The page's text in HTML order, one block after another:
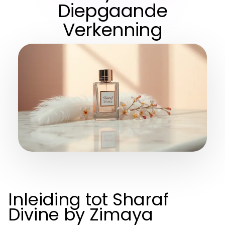
Diepgaande
Verkenning
Inleiding tot Sharaf
Divine by Zimaya